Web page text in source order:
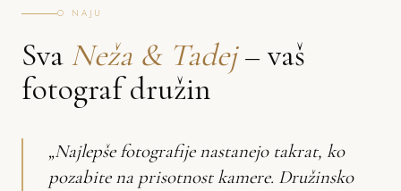
O NAJU
Sva Neža & Tadej– vaš
fotograf družin
„Najlepše fotografije nastanejo takrat, ko
pozabite na prisotnost kamere. Družinsko